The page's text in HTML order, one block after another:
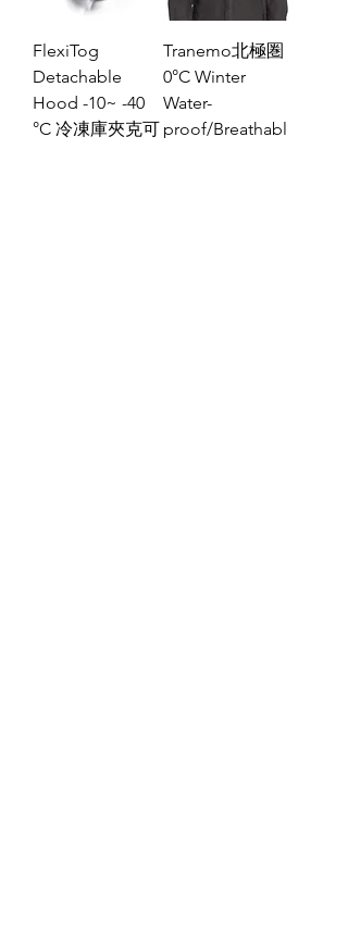
FlexiTog
Detachable
Hood -10~ -40
°C 冷凍庫夾克可
Tranemo北極圏
0°C Winter
Water-
proof/Breathabl